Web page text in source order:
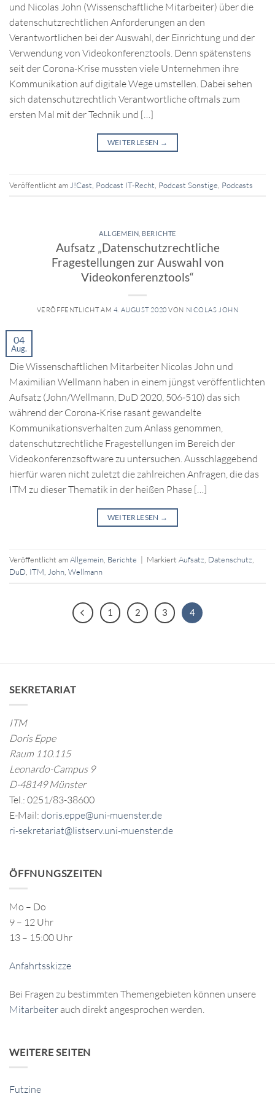
und Nicolas John (Wissenschaftliche Mitarbeiter) über die
datenschutzrechtlichen Anforderungen an den
Verantwortlichen bei der Auswahl, der Einrichtung und der
Verwendung von Videokonferenztools. Denn spätenstens
seit der Corona-Krise mussten viele Unternehmen ihre
Kommunikation auf digitale Wege umstellen. Dabei sehen
sich datenschutzrechtlich Verantwortliche oftmals zum
ersten Mal mit der Technik und […]
WEITERLESEN →
Veröffentlicht am J!Cast Podcast IT-Recht Podcast Sonstige Podcasts
ALLGEMEIN BERICHTE
Aufsatz „Datenschutzrechtliche
Fragestellungen zur Auswahl von
Videokonferenztools“
VERÖFFENTLICHT AM 4. AUGUST 2020 VON NICOLAS JOHN
04
Aug.
Die Wissenschaftlichen Mitarbeiter Nicolas John und
Maximilian Wellmann haben in einem jüngst veröffentlichten
Aufsatz (John/Wellmann, DuD 2020, 506-510) das sich
während der Corona-Krise rasant gewandelte
Kommunikationsverhalten zum Anlass genommen,
datenschutzrechtliche Fragestellungen im Bereich der
Videokonferenzsoftware zu untersuchen. Ausschlaggebend
hierfür waren nicht zuletzt die zahlreichen Anfragen, die das
ITM zu dieser Thematik in der heißen Phase […]
WEITERLESEN →
Veröffentlicht amAllgemein, Berichte | Markiert Aufsatz, Datenschutz,
DuD, ITM, John, Wellmann
1 2 3 4
SEKRETARIAT
ITM
Doris Eppe
Raum 110.115
Leonardo-Campus 9
D-48149 Münster
Tel.: 0251/83-38600
E-Mail: doris.eppe@uni-muenster.de
ri-sekretariat@listserv.uni-muenster.de
ÖFFNUNGSZEITEN
Mo – Do
9 – 12 Uhr
13 – 15:00 Uhr
Anfahrtsskizze
Bei Fragen zu bestimmten Themengebieten können unsere
Mitarbeiter auch direkt angesprochen werden.
WEITERE SEITEN
Futzine